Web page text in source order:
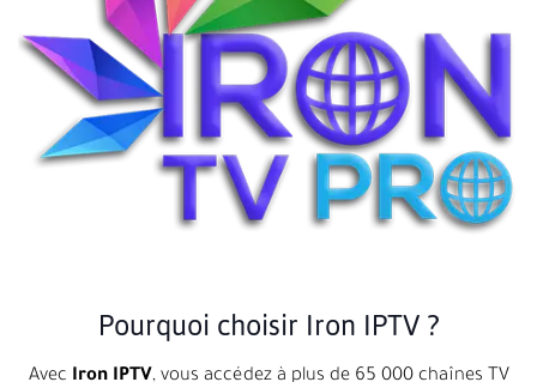
Pourquoi choisir Iron IPTV ?
Avec Iron IPTV, vous accédez à plus de 65 000 chaînes TV